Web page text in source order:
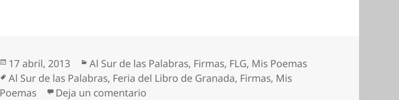
Publicado
el
17 abril, 2013 Categorías
Al Sur de las Palabras, Firmas, FLG, Mis Poemas
Etiquetas
Al Sur de las Palabras, Feria del Libro de Granada, Firmas, Mis
Poemas
Deja un comentario